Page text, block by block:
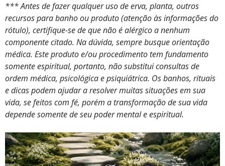
*** Antes de fazer qualquer uso de erva, planta, outros
recursos para banho ou produto (atenção às informações do
rótulo), certifique-se de que não é alérgico a nenhum
componente citado. Na dúvida, sempre busque orientação
médica. Este produto e/ou procedimento tem fundamento
somente espiritual, portanto, não substitui consultas de
ordem médica, psicológica e psiquiátrica. Os banhos, rituais
e dicas podem ajudar a resolver muitas situações em sua
vida, se feitos com fé, porém a transformação de sua vida
depende somente de seu poder mental e espiritual.